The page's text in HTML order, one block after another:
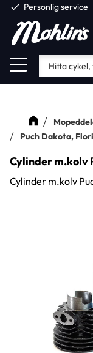
Meny
check Personlig service
Puch Dakota,
Cylinder m.kolv
Cylinder m.kolv